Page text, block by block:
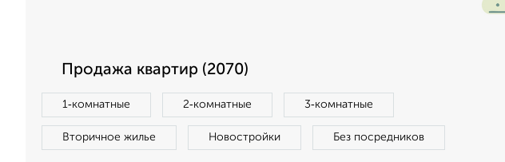
Продажа квартир (2070)
1‑комнатные 2‑комнатные 3‑комнатные
Вторичное жилье Новостройки Без посредников